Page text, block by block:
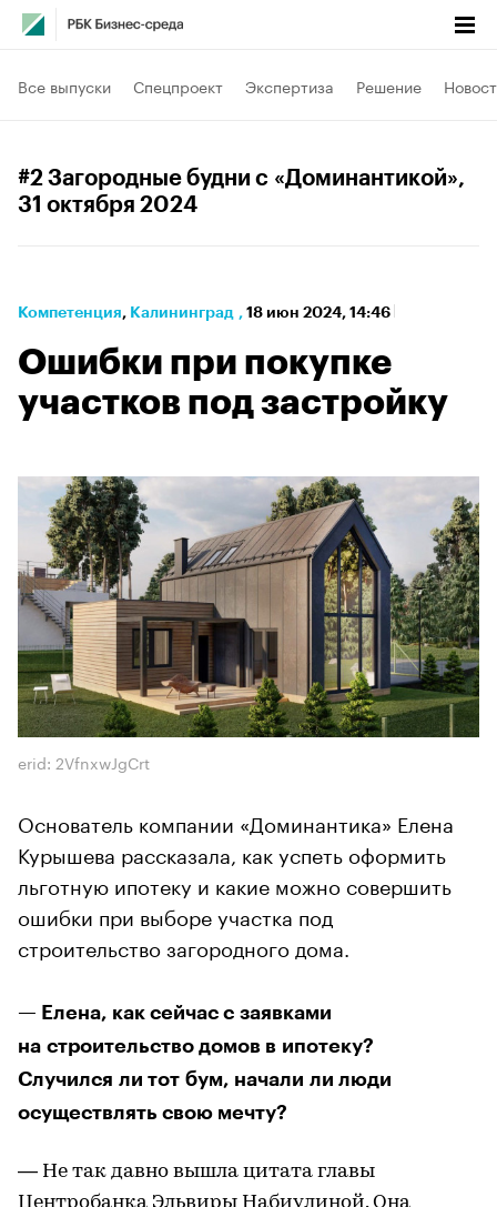
Все выпуски Спецпроект Экспертиза Решение
#2 Загородные будни с «Доминантикой»,
31 октября 2024
Компетенция⁠, Калининград , 18 июн 2024, 14:46
Ошибки при покупке
участков под застройку
erid: 2VfnxwJgCrt
Основатель компании «Доминантика» Елена
Курышева рассказала, как успеть оформить
льготную ипотеку и какие можно совершить
ошибки при выборе участка под
строительство загородного дома.
— Елена, как сейчас с заявками
на строительство домов в ипотеку?
Случился ли тот бум, начали ли люди
осуществлять свою мечту?
— Не так давно вышла цитата главы
Центробанка Эльвиры Набиулиной. Она